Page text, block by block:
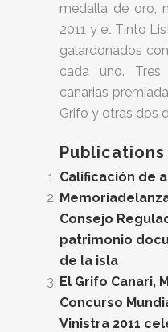
medalla de oro,
2011 y el Tinto
galardonados
cada uno.
canarias
Grifo y otras dos
Calificación de
Consejo
patrimonio
de la isla
El Grifo Canari,
Concurso
Vinistra 2011